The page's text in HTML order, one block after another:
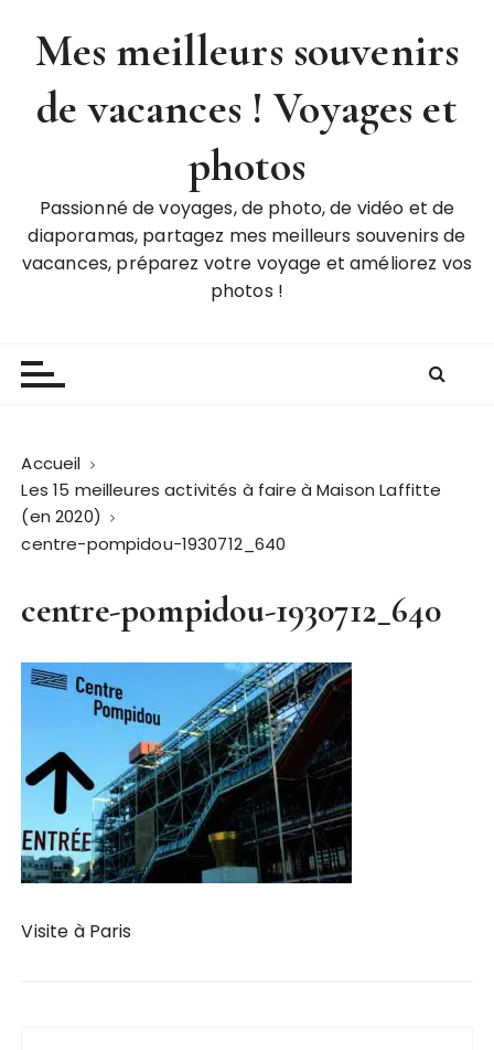
Mes meilleurs souvenirs
de vacances ! Voyages et
photos
Passionné de voyages, de photo, de vidéo et de
diaporamas, partagez mes meilleurs souvenirs de
vacances, préparez votre voyage et améliorez vos
photos !
Accueil
Les 15 meilleures activités à faire à Maison Laffitte
(en 2020)
centre-pompidou-1930712_640
centre-pompidou-1930712_640
Visite à Paris